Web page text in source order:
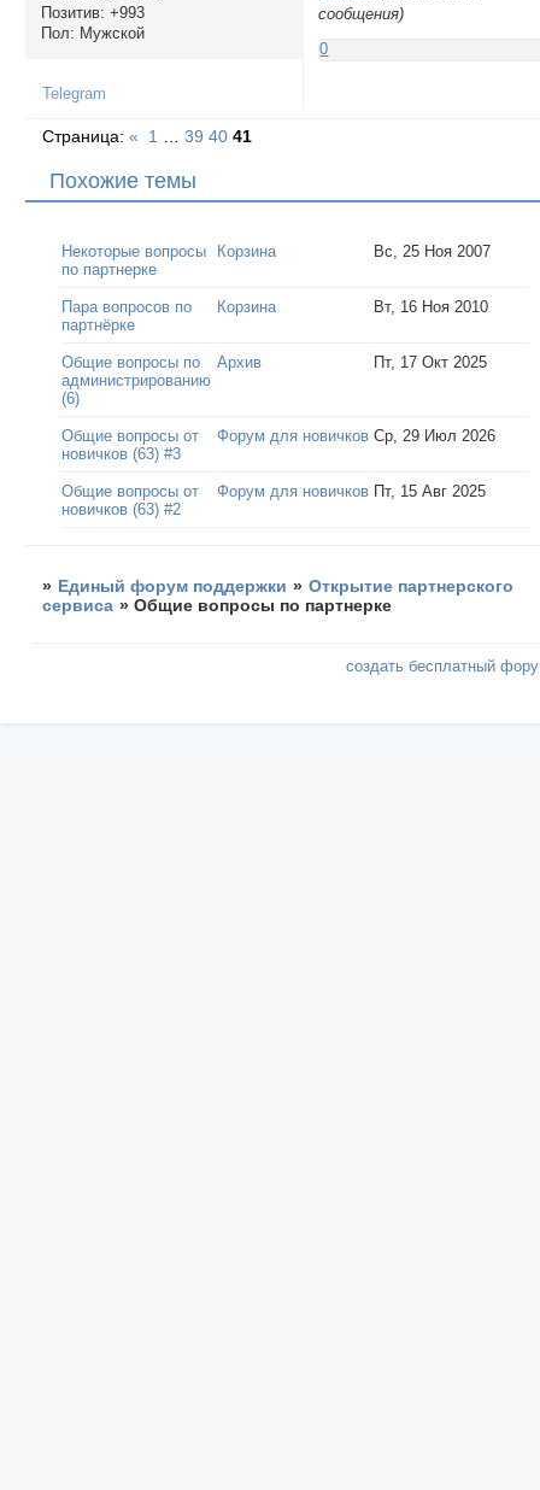
Позитив: +993
Пол: Мужской
сообщения)
0
Telegram
Страница:« 1 39 40 41
Похожие темы
Некоторые вопросы
по партнерке
Корзина Вс, 25 Ноя 2007
Пара вопросов по
партнёрке
Корзина Вт, 16 Ноя 2010
Общие вопросы по
администрированию
(6)
Архив Пт, 17 Окт 2025
Общие вопросы от
новичков (63) #3
Форум для новичков Ср, 29 Июл 2026
Общие вопросы от
новичков (63) #2
Форум для новичков Пт, 15 Авг 2025
» Единый форум поддержки » Открытие партнерского
сервиса »Общие вопросы по партнерке
создать бесплатный